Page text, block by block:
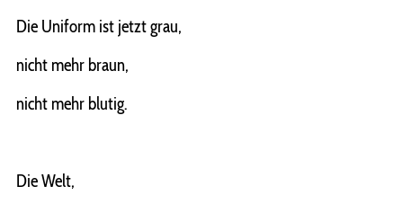
Die Uniform ist jetzt grau,
nicht mehr braun,
nicht mehr blutig.
Die Welt,